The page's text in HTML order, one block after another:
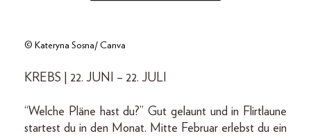
© Kateryna Sosna/ Canva
KREBS | 22. JUNI – 22. JULI
“Welche Pläne hast du?” Gut gelaunt und in Flirtlaune
startest du in den Monat. Mitte Februar erlebst du ein